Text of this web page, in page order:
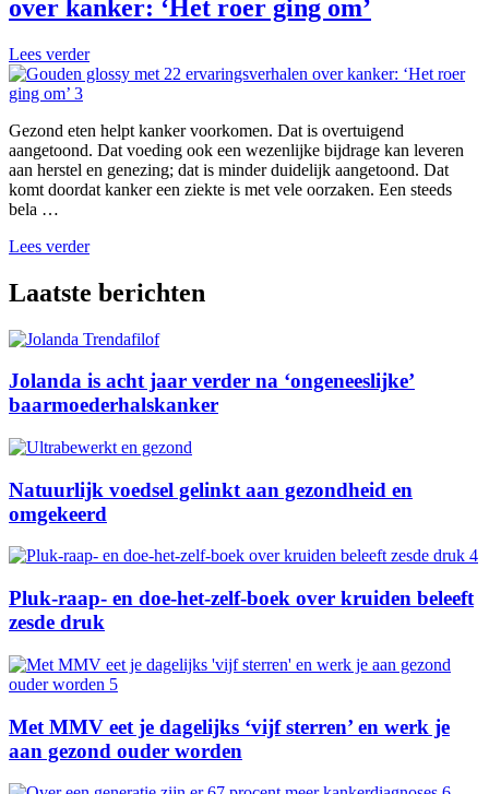
over kanker: ‘Het roer ging om’
Lees verder
Gezond eten helpt kanker voorkomen. Dat is overtuigend
aangetoond. Dat voeding ook een wezenlijke bijdrage kan leveren
aan herstel en genezing; dat is minder duidelijk aangetoond. Dat
komt doordat kanker een ziekte is met vele oorzaken. Een steeds
bela …
Lees verder
Laatste berichten
Jolanda is acht jaar verder na ‘ongeneeslijke’
baarmoederhalskanker
Natuurlijk voedsel gelinkt aan gezondheid en
omgekeerd
Pluk-raap- en doe-het-zelf-boek over kruiden beleeft
zesde druk
Met MMV eet je dagelijks ‘vijf sterren’ en werk je
aan gezond ouder worden